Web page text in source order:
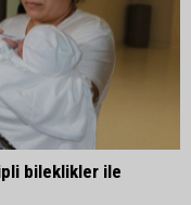
bileklikler ile